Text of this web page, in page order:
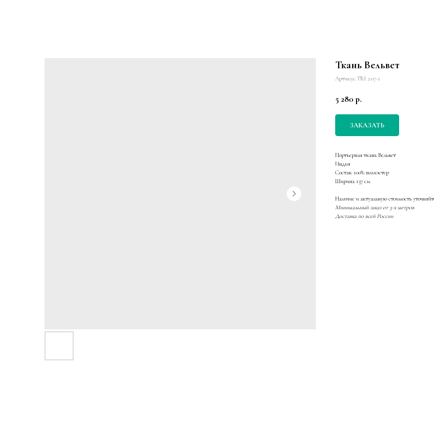
Ткань Вельвет
Артикул: TRI 2.07-1
5 280 р.
ЗАКАЗАТЬ
Портьерная ткань Вельвет
Индия
Состав: 100% полиэстер
Ширина 137 см.
Наличие и актуальную стоимость
Минимальный заказ от 3-х метров
Доставка по всей России